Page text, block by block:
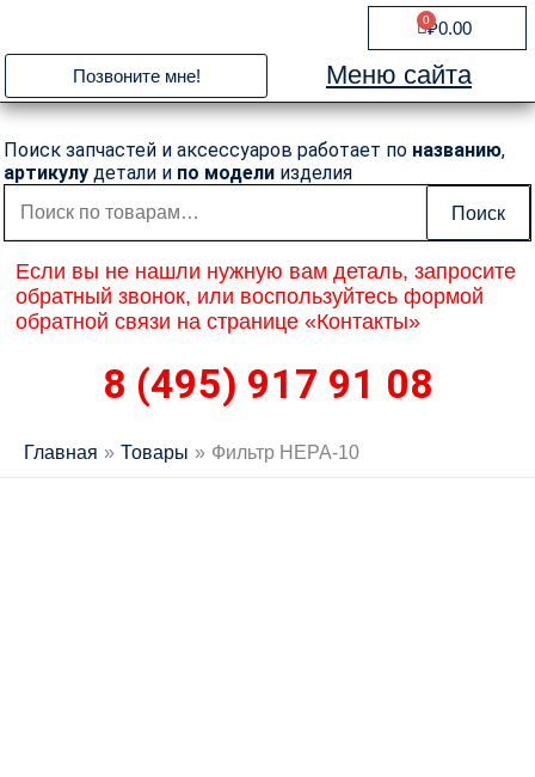
содержимому
₽0.00
0
Cart
Позвоните мне! Меню сайта
Поиск запчастей и аксессуаров работает по названию,
артикулу детали и по модели изделия
Искать:
Поиск
Если вы не нашли нужную вам деталь, запросите
обратный звонок, или воспользуйтесь формой
обратной связи на странице «Контакты»
8 (495) 917 91 08
Главная Товары Фильтр HEPA-10